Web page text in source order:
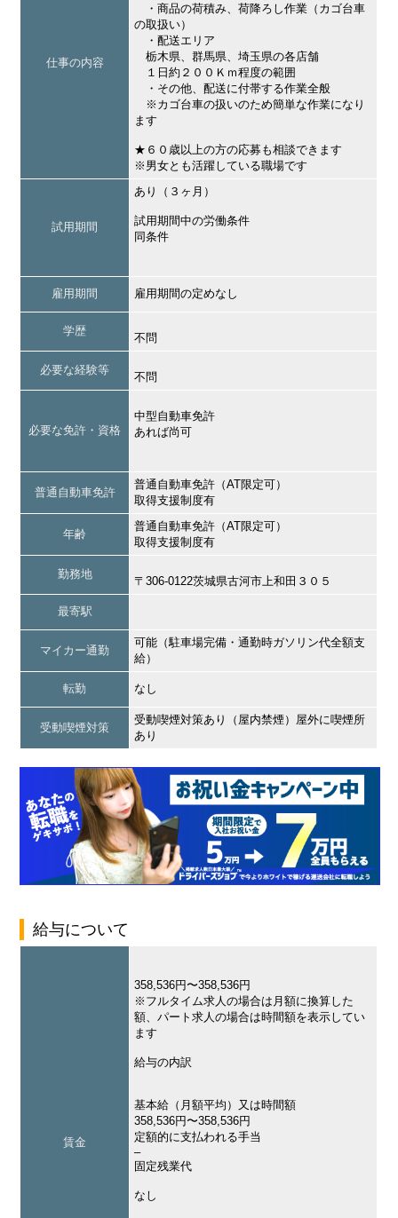
仕事の内容
・商品の荷積み、荷降ろし作業（カゴ台車
の取扱い）
・配送エリア
栃木県、群馬県、埼玉県の各店舗
１日約２００Ｋｍ程度の範囲
・その他、配送に付帯する作業全般
※カゴ台車の扱いのため簡単な作業になり
ます
★６０歳以上の方の応募も相談できます
※男女とも活躍している職場です
試用期間
あり（３ヶ月）
試用期間中の労働条件
同条件
雇用期間 雇用期間の定めなし
学歴
不問
必要な経験等
不問
必要な免許・資格
中型自動車免許
あれば尚可
普通自動車免許
普通自動車免許（AT限定可）
取得支援制度有
年齢
普通自動車免許（AT限定可）
取得支援制度有
勤務地
〒306-0122茨城県古河市上和田３０５
最寄駅
マイカー通勤
可能（駐車場完備・通勤時ガソリン代全額支
給）
転勤 なし
受動喫煙対策
受動喫煙対策あり（屋内禁煙）屋外に喫煙所
あり
給与について
賃金
358,536円〜358,536円
※フルタイム求人の場合は月額に換算した
額、パート求人の場合は時間額を表示してい
ます
給与の内訳
基本給（月額平均）又は時間額
358,536円〜358,536円
定額的に支払われる手当
–
固定残業代
なし